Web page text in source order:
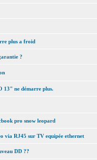
plus a froid
?
13" ne démarre plus.
pro snow leopard
via RJ45 sur TV equipée ethernet
DD ??